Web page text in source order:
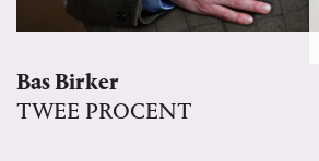
Bas Birker
TWEE PROCENT